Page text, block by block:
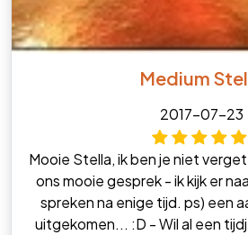
Medium
2017-07-23
Mooie Stella, ik ben je niet
ons mooie gesprek - ik kijk er
spreken na enige tijd. ps) een
uitgekomen... :D - Wil al een